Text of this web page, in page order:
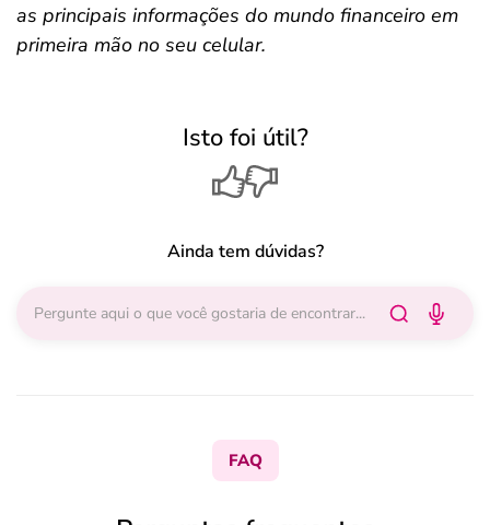
as principais informações do mundo financeiro em
primeira mão no seu celular.
Isto foi útil?
Ainda tem dúvidas?
FAQ